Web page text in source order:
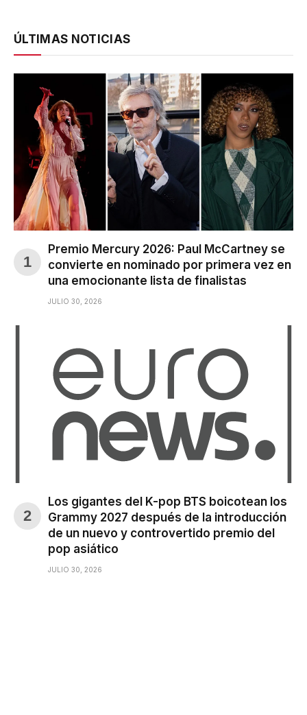
ÚLTIMAS NOTICIAS
Premio Mercury 2026: Paul McCartney se
convierte en nominado por primera vez en
una emocionante lista de finalistas
JULIO 30, 2026
Los gigantes del K-pop BTS boicotean los
Grammy 2027 después de la introducción
de un nuevo y controvertido premio del
pop asiático
JULIO 30, 2026